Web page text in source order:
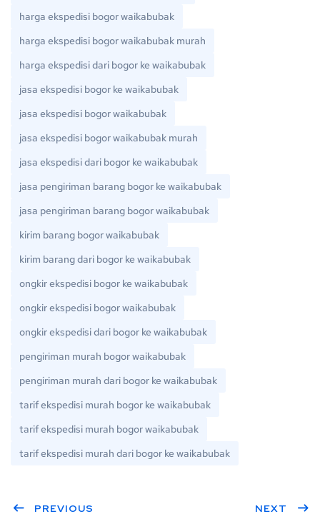
harga ekspedisi bogor waikabubak
harga ekspedisi bogor waikabubak murah
harga ekspedisi dari bogor ke waikabubak
jasa ekspedisi bogor ke waikabubak
jasa ekspedisi bogor waikabubak
jasa ekspedisi bogor waikabubak murah
jasa ekspedisi dari bogor ke waikabubak
jasa pengiriman barang bogor ke waikabubak
jasa pengiriman barang bogor waikabubak
kirim barang bogor waikabubak
kirim barang dari bogor ke waikabubak
ongkir ekspedisi bogor ke waikabubak
ongkir ekspedisi bogor waikabubak
ongkir ekspedisi dari bogor ke waikabubak
pengiriman murah bogor waikabubak
pengiriman murah dari bogor ke waikabubak
tarif ekspedisi murah bogor ke waikabubak
tarif ekspedisi murah bogor waikabubak
tarif ekspedisi murah dari bogor ke waikabubak
PREVIOUS NEXT